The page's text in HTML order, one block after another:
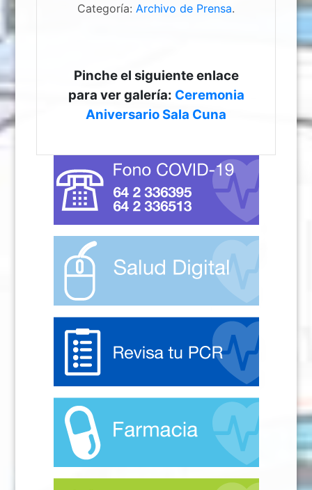
Categoría: Archivo de Prensa.
Pinche el siguiente enlace
para ver galería: Ceremonia
Aniversario Sala Cuna